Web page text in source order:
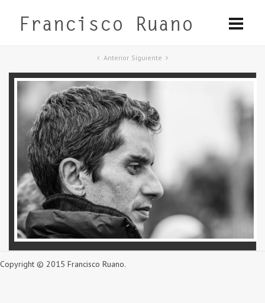
Anterior Siguiente
Copyright © 2015 Francisco Ruano.